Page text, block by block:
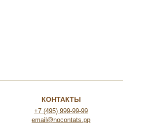
КОНТАКТЫ
+7 (495) 999-99-99
email@nocontats.pp